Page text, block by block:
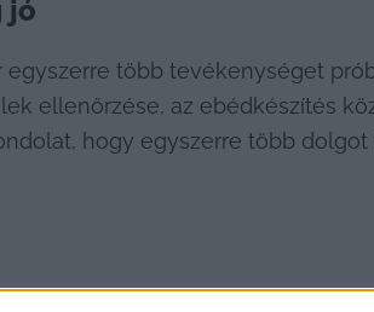
jó
több tevékenységet
ellenőrzése, az ebédkészítés
hogy egyszerre több